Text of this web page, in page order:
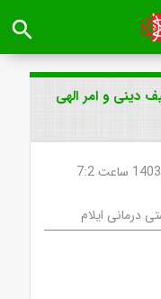
search
دینی و امر الهی
درمانی ایلام